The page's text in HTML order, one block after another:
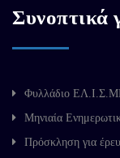
Συνοπτικά
Φυλλάδιο
Μηνιαία
Πρόσκληση για